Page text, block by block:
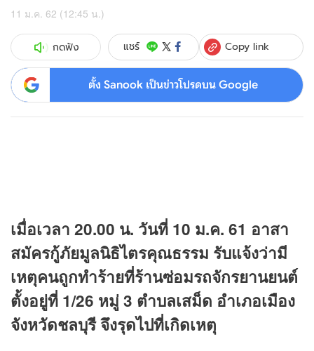
11 ม.ค. 62 (12:45 น.)
กดฟัง แชร์ Copy link
ตั้ง Sanook เป็นข่าวโปรดบน Google
เมื่อเวลา 20.00 น. วันที่ 10 ม.ค. 61 อาสา
สมัครกู้ภัยมูลนิธิไตรคุณธรรม รับแจ้งว่ามี
เหตุคนถูกทำร้ายที่ร้านซ่อมรถจักรยานยนต์
ตั้งอยู่ที่ 1/26 หมู่ 3 ตำบลเสม็ด อำเภอเมือง
จังหวัดชลบุรี จึงรุดไปที่เกิดเหตุ